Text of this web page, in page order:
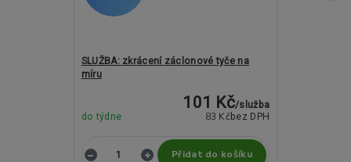
SLUŽBA: zkrácení záclonové tyče na
míru
101 Kč/služba
83 Kč bez DPH
do týdne
Přidat do košíku